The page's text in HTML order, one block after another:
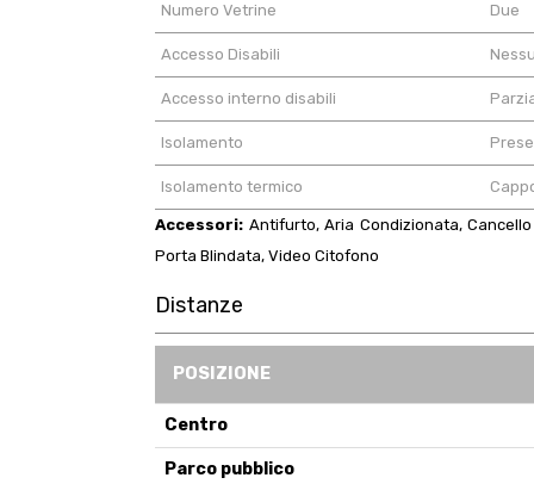
Numero Vetrine Due
Accesso Disabili
Accesso interno disabili
Isolamento
Isolamento termico
Accessori: Antifurto, Aria Condizionata,
Porta Blindata, Video Citofono
Distanze
POSIZIONE
Centro
Parco pubblico